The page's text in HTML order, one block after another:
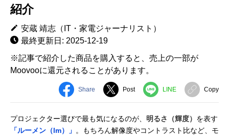
紹介
安蔵 靖志（IT・家電ジャーナリスト）
最終更新日: 2025-12-19
※記事で紹介した商品を購入すると、売上の一部が
Moovooに還元されることがあります。
Share Post LINE Copy
プロジェクター選びで最も気になるのが、 明るさ（輝度） を表す
「ルーメン（lm）」 。もちろん解像度やコントラスト比など、モ